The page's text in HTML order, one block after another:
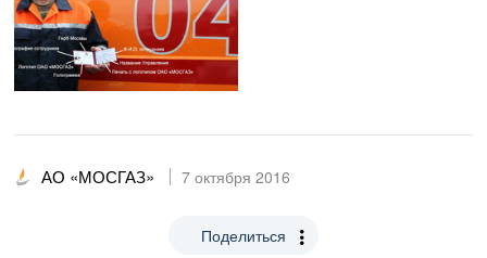
АО «МОСГАЗ» 7 октября 2016
Поделиться